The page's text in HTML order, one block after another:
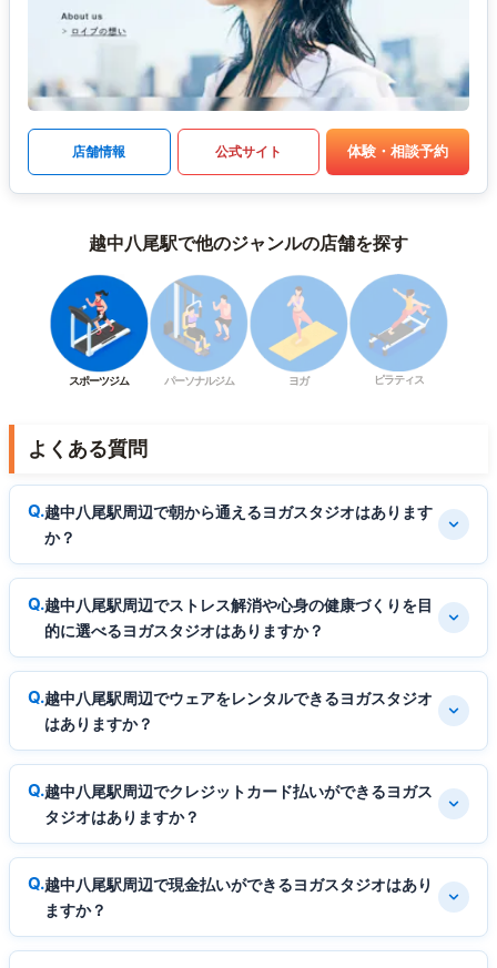
店舗情報 公式サイト 体験・相談予約
越中八尾駅で他のジャンルの店舗を探す
スポーツジム パーソナルジム ヨガ ピラティス
よくある質問
越中八尾駅周辺で朝から通えるヨガスタジオはあります
か？
越中八尾駅周辺でストレス解消や心身の健康づくりを目
的に選べるヨガスタジオはありますか？
越中八尾駅周辺でウェアをレンタルできるヨガスタジオ
はありますか？
越中八尾駅周辺でクレジットカード払いができるヨガス
タジオはありますか？
越中八尾駅周辺で現金払いができるヨガスタジオはあり
ますか？